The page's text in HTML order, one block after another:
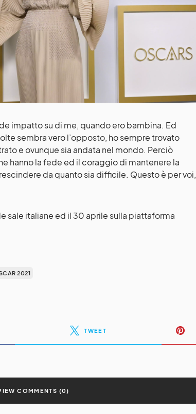
impatto su di me, quando ero bambina. Ed
sembra vero l’opposto, ho sempre trovato
e ovunque sia andata nel mondo. Perciò
hanno la fede ed il coraggio di mantenere la
da quanto sia difficile. Questo è per voi,
sale italiane ed il 30 aprile sulla piattaforma
2021
TWEET
COMMENTS (0)